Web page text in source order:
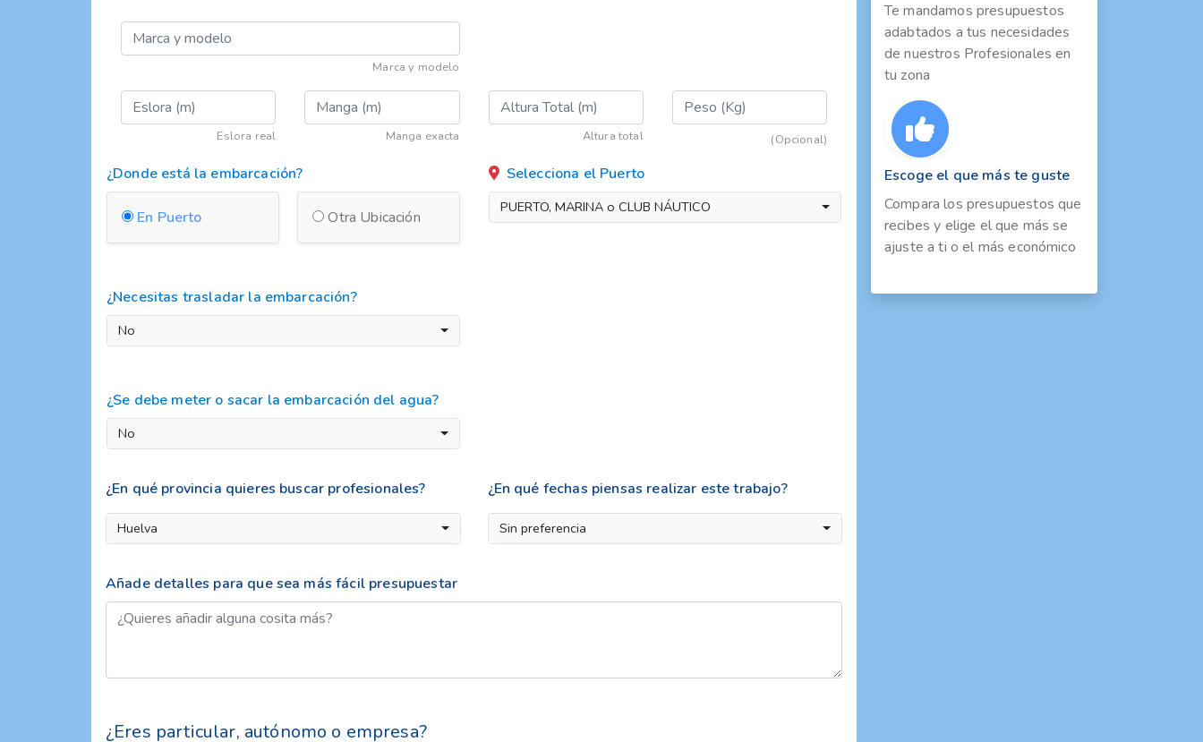
Marca y modelo
Eslora real Manga exacta Altura total (Opcional)
¿Donde está la embarcación?
En Puerto Otra Ubicación
Selecciona el Puerto
PUERTO, MARINA o CLUB NÁUTICO
¿Necesitas trasladar la embarcación?
No
¿Se debe meter o sacar la embarcación del agua?
No
¿En qué provincia quieres buscar profesionales?
Huelva
¿En qué fechas piensas realizar este trabajo?
Sin preferencia
Añade detalles para que sea más fácil presupuestar
¿Eres particular, autónomo o empresa?
Te mandamos presupuestos
adabtados a tus necesidades
de nuestros Profesionales en
tu zona
Escoge el que más te guste
Compara los presupuestos que
recibes y elige el que más se
ajuste a ti o el más económico